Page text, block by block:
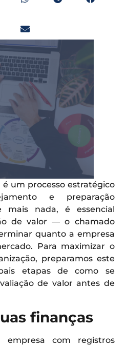
um processo estratégico
e preparação
mais nada, é essencial
de valor — o chamado
quanto a empresa
Para maximizar o
preparamos este
etapas de como se
de valor antes de
finanças
empresa com registros